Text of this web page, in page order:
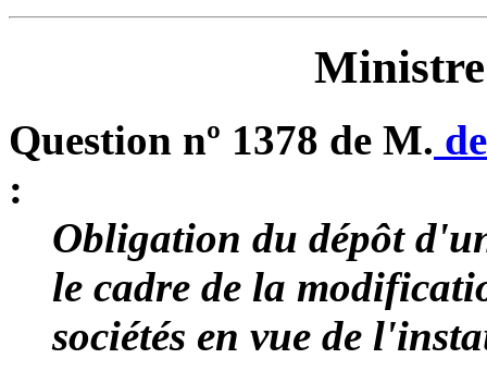
Ministre
Question nº 1378 de M.
:
Obligation du dépôt
le cadre de la
sociétés en vue de